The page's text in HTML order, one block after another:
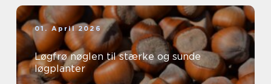
01. April 2026
Løgfrø nøglen til stærke og sunde
løgplanter